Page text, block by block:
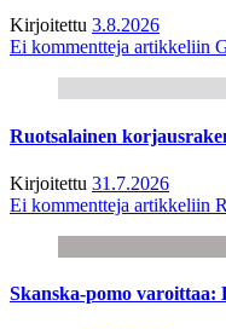
Kirjoitettu 3.8.2026
Ei kommentteja artikkeliin
Ruotsalainen
Kirjoitettu 31.7.2026
Ei kommentteja artikkeliin
Skanska-pomo varoittaa: